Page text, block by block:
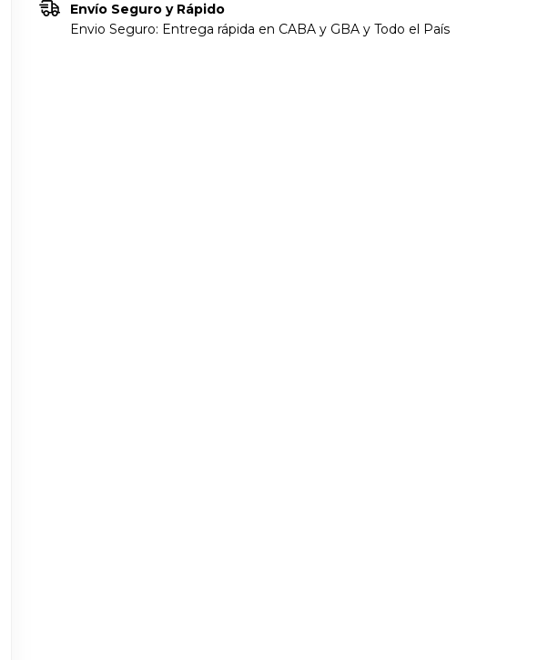
Envío Seguro y Rápido
Envio Seguro: Entrega rápida en CABA y GBA y Todo el País